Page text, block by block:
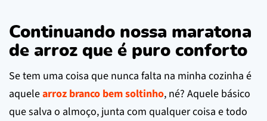
Continuando nossa maratona
de arroz que é puro conforto
Se tem uma coisa que nunca falta na minha cozinha é
aquelearroz branco bem soltinho, né? Aquele básico
que salva o almoço, junta com qualquer coisa e todo